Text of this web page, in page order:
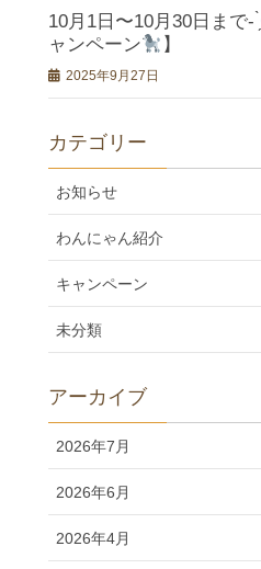
10月1日〜10月30日まで- ̗̀
ャンペーン
】
2025年9月27日
カテゴリー
お知らせ
わんにゃん紹介
キャンペーン
未分類
アーカイブ
2026年7月
2026年6月
2026年4月